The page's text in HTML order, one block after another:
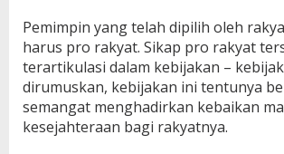
Pemimpin yang telah dipilih oleh
harus pro rakyat. Sikap pro rakyat
terartikulasi dalam kebijakan –
dirumuskan, kebijakan ini tentunya
semangat menghadirkan kebaikan
kesejahteraan bagi rakyatnya.